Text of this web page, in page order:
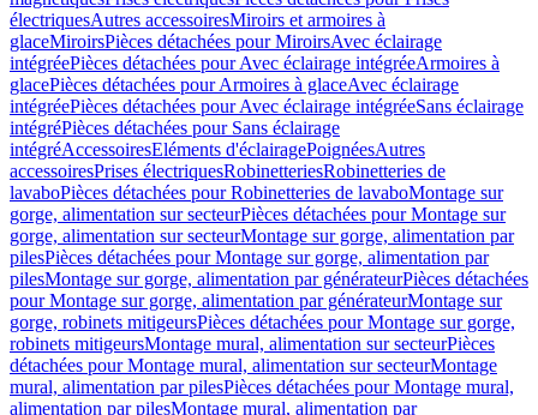
électriquesAutres accessoiresMiroirs et armoires à
glaceMiroirsPièces détachées pour MiroirsAvec éclairage
intégréePièces détachées pour Avec éclairage intégréeArmoires à
glacePièces détachées pour Armoires à glaceAvec éclairage
intégréePièces détachées pour Avec éclairage intégréeSans éclairage
intégréPièces détachées pour Sans éclairage
intégréAccessoiresEléments d'éclairagePoignéesAutres
accessoiresPrises électriquesRobinetteriesRobinetteries de
lavaboPièces détachées pour Robinetteries de lavaboMontage sur
gorge, alimentation sur secteurPièces détachées pour Montage sur
gorge, alimentation sur secteurMontage sur gorge, alimentation par
pilesPièces détachées pour Montage sur gorge, alimentation par
pilesMontage sur gorge, alimentation par générateurPièces détachées
pour Montage sur gorge, alimentation par générateurMontage sur
gorge, robinets mitigeursPièces détachées pour Montage sur gorge,
robinets mitigeursMontage mural, alimentation sur secteurPièces
détachées pour Montage mural, alimentation sur secteurMontage
mural, alimentation par pilesPièces détachées pour Montage mural,
alimentation par pilesMontage mural, alimentation par